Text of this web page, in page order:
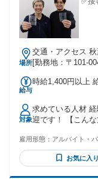
場所
交通・アクセス
[勤務地：〒101-
給与
時給1,400円以上
対象
求めている人材
迎です！ 【こんな方におすすめ】 ✅未経験から始めたい方 ✅
クモク集中して働
✅トレカやECサ
たい方 ✅フリー
雇用形態： アルバイト・パ
お気に入り